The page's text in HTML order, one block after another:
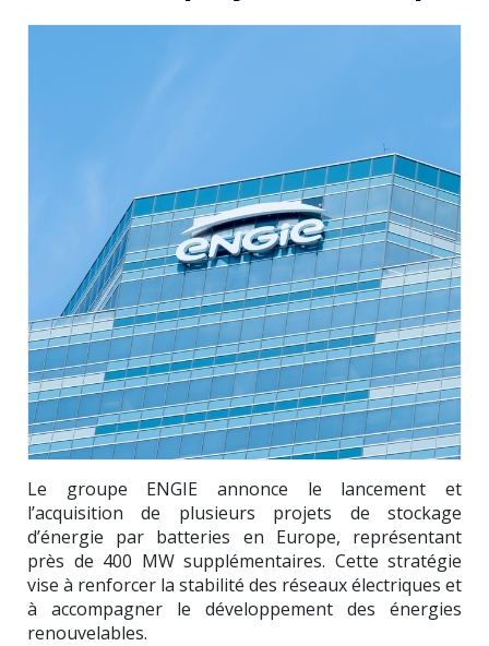
Le groupe ENGIE annonce le lancement et
l’acquisition de plusieurs projets de stockage
d’énergie par batteries en Europe, représentant
près de 400 MW supplémentaires. Cette stratégie
vise à renforcer la stabilité des réseaux électriques et
à accompagner le développement des énergies
renouvelables.